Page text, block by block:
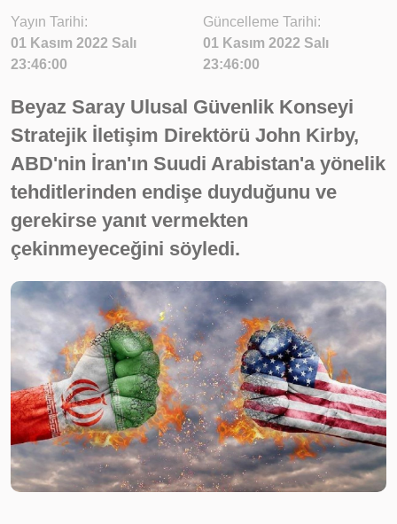
Yayın Tarihi:
01 Kasım 2022 Salı
23:46:00
Güncelleme Tarihi:
01 Kasım 2022 Salı
23:46:00
Beyaz Saray Ulusal Güvenlik Konseyi
Stratejik İletişim Direktörü John Kirby,
ABD'nin İran'ın Suudi Arabistan'a yönelik
tehditlerinden endişe duyduğunu ve
gerekirse yanıt vermekten
çekinmeyeceğini söyledi.